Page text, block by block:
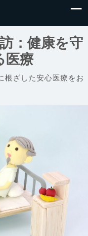
：健康を守
医療
根ざした安心医療をお